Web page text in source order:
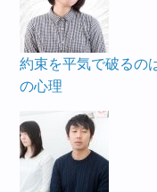
約束を平気で破るの
の心理